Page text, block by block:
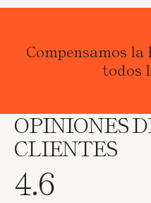
Compensamos la
todos
OPINIONES
CLIENTES
4.6